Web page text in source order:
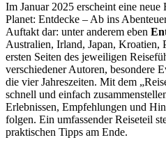
Im Januar 2025 erscheint eine
Planet: Entdecke – Ab ins
Auftakt dar: unter anderem eben
Australien, Irland, Japan, Kroatien,
ersten Seiten des jeweiligen
verschiedener Autoren, besondere
die vier Jahreszeiten. Mit dem
schnell und einfach
Erlebnissen, Empfehlungen und
folgen. Ein umfassender Reiseteil
praktischen Tipps am Ende.